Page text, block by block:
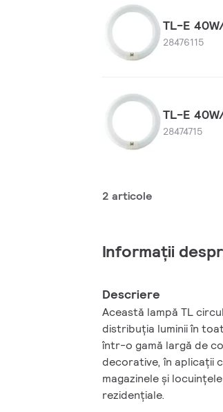
TL-E
28476115
TL-E
28474715
2 articole
Informații
Descriere
Această lampă TL
distribuţia luminii în
într-o gamă largă de
decorative, în aplicaţii
magazinele şi
rezidenţiale.